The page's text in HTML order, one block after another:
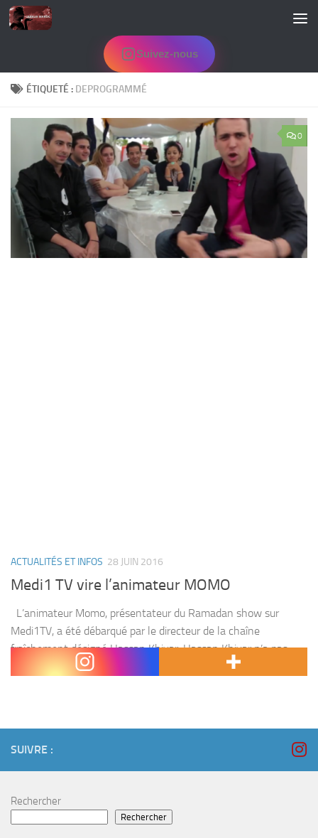
Skip to content
Suivez-nous
ÉTIQUETÉ : DEPROGRAMMÉ
0
ACTUALITÉS ET INFOS 28 JUIN 2016
Medi1 TV vire l’animateur MOMO
L’animateur Momo, présentateur du Ramadan show sur
Medi1TV, a été débarqué par le directeur de la chaîne
fraîchement désigné Hassan Khiyar. Hassan Khiyar n’a pas
perdu du temps. Quelques heures à peine après...
SUIVRE :
Rechercher
Rechercher